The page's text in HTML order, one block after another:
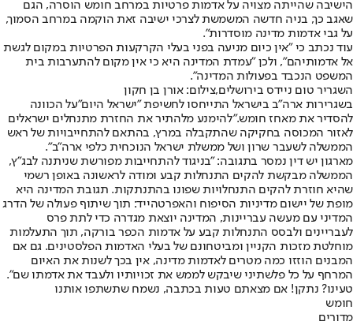
הישיבה שהייתה מצויה על אדמות פרטיות במרחב חומש הוסרה, הגם
שאגב כך, בניה חדשה המשמשת לצרכי ישיבה זאת הוקמה במרחב הסמוך,
על גבי אדמות מדינה מוסדרות".
עוד נכתב כי "אין כיום מניעה בפני בעלי הקרקעות הפרטיות במקום לגשת
אל אדמותיהם", ולכן "עמדת המדינה היא כי אין מקום להתערבות בית
המשפט הנכבד בפעולות המדינה".
השגריר טום ניידס בירושלים,צילום: אורן בן חקון
בשגרירות ארה"ב בישראל התייחסו לחשיפת "ישראל היום"על הכוונה
להסדיר את מאחז חומש."להימנע מלהתיר את החזרת מתנחלים ישראלים
לאזור המכוסה בחקיקה שהתקבלה במרץ, בהתאם להתחייבויות של ראש
הממשלה לשעבר שרון ושל ממשלת ישראל הנוכחית כלפי ארה"ב".
מארגון יש דין נמסר בתגובה: "בניגוד להתחייבות מפורשת שניתנה לבג"ץ,
הממשלה מבקשת להקים התנחלות קבע ומודה לראשונה באופן רשמי
שהיא חוזרת להקים התנחלויות שפונו בהתנתקות. תגובת המדינה היא
מופת של יישום מדיניות הסיפוח והאפרטהייד: תוך שיתוף פעולה של הדרג
המדיני עם מעשה עבריינות, המדינה יוצאת מגדרה כדי לתת פרס
לעבריינים ולבסס התנחלות קבע על אדמות הכפר בורקה, תוך התעלמות
מוחלטת מזכות הקניין ומביטחונם של בעלי האדמות הפלסטינים. גם אם
המבנים הוזזו כמה מטרים לאדמות מדינה, אין בכך לשנות את האיום
המרחף על כל פלשתיני שיבקש לממש את זכויותיו ולעבד את אדמתו שם".
טעינו? נתקן! אם מצאתם טעות בכתבה, נשמח שתשתפו אותנו
חומש
מדורים